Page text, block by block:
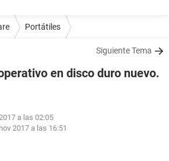
Portátiles
Siguiente Tema
en disco duro nuevo.
a las 02:05
2017 a las 16:51